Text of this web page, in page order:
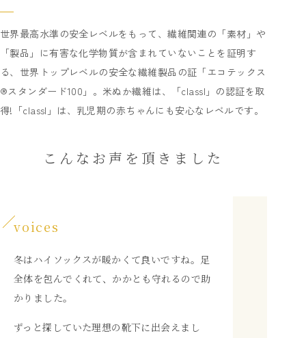
世界最高水準の安全レベルをもって、繊維関連の「素材」や
「製品」に有害な化学物質が含まれていないことを証明す
る、世界トップレベルの安全な繊維製品の証「エコテックス
®スタンダード100」。米ぬか繊維は、「classI」の認証を取
得!「classI」は、乳児期の赤ちゃんにも安心なレベルです。
こんなお声を頂きました
voices
冬はハイソックスが暖かくて良いですね。足
全体を包んでくれて、かかとも守れるので助
かりました。
ずっと探していた理想の靴下に出会えまし